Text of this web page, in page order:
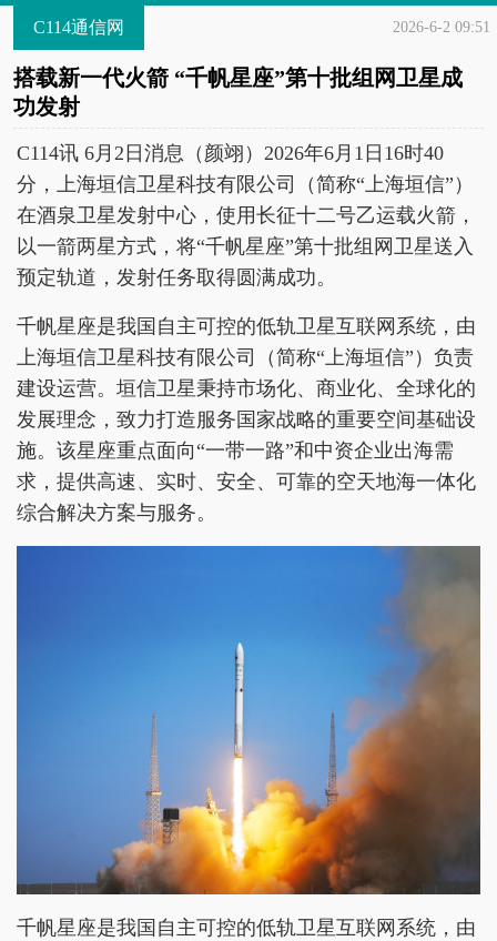
C114通信网 2026-6-2 09:51
搭载新一代火箭 “千帆星座”第十批组网卫星成
功发射
C114讯 6月2日消息（颜翊）2026年6月1日16时40
分，上海垣信卫星科技有限公司（简称“上海垣信”）
在酒泉卫星发射中心，使用长征十二号乙运载火箭，
以一箭两星方式，将“千帆星座”第十批组网卫星送入
预定轨道，发射任务取得圆满成功。
千帆星座是我国自主可控的低轨卫星互联网系统，由
上海垣信卫星科技有限公司（简称“上海垣信”）负责
建设运营。垣信卫星秉持市场化、商业化、全球化的
发展理念，致力打造服务国家战略的重要空间基础设
施。该星座重点面向“一带一路”和中资企业出海需
求，提供高速、实时、安全、可靠的空天地海一体化
综合解决方案与服务。
千帆星座是我国自主可控的低轨卫星互联网系统，由